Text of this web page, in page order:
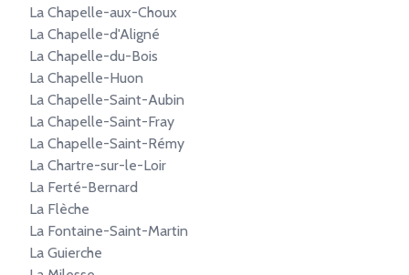
La Chapelle-aux-Choux
La Chapelle-d'Aligné
La Chapelle-du-Bois
La Chapelle-Huon
La Chapelle-Saint-Aubin
La Chapelle-Saint-Fray
La Chapelle-Saint-Rémy
La Chartre-sur-le-Loir
La Ferté-Bernard
La Flèche
La Fontaine-Saint-Martin
La Guierche